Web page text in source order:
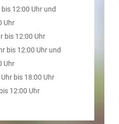
12:00 Uhr und
Uhr
bis 12:00 Uhr
bis 12:00 Uhr und
Uhr
bis 18:00 Uhr
12:00 Uhr